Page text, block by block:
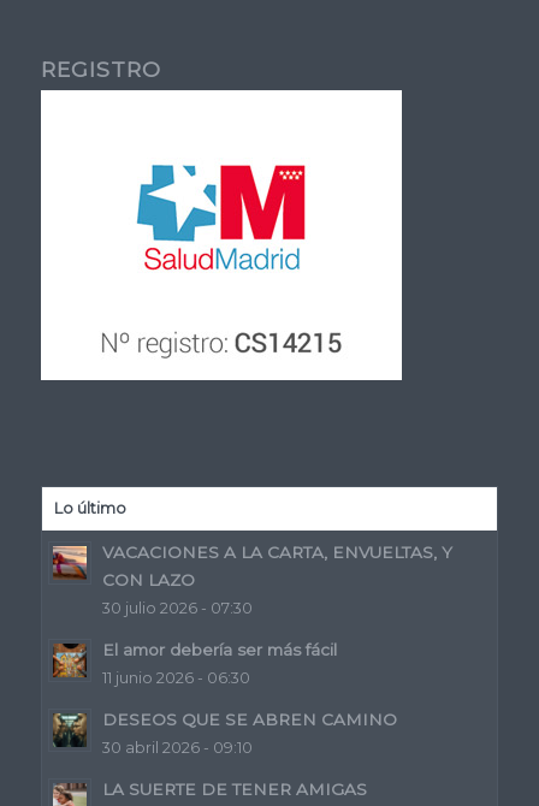
REGISTRO
Lo último
VACACIONES A LA CARTA, ENVUELTAS, Y
CON LAZO
30 julio 2026 - 07:30
El amor debería ser más fácil
11 junio 2026 - 06:30
DESEOS QUE SE ABREN CAMINO
30 abril 2026 - 09:10
LA SUERTE DE TENER AMIGAS